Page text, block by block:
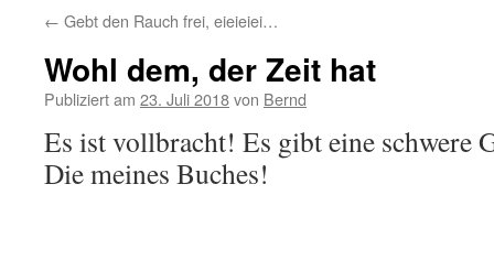
springen
← Gebt den Rauch frei, eieieiei…
Wohl dem, der Zeit hat
Publiziert am 23. Juli 2018von Bernd
Es ist vollbracht! Es gibt eine schwere
Die meines Buches!